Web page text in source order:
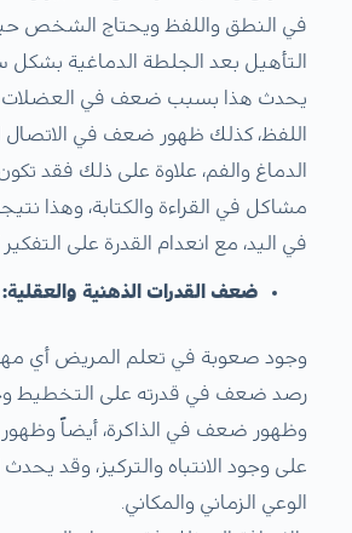
في النطق واللفظ ويحتاج الشخص
التأهيل بعد الجلطة الدماغية بشكل
يحدث هذا بسبب ضعف في العضلات
اللفظ، كذلك ظهور ضعف في الاتصال
الدماغ والفم، علاوة على ذلك فقد
مشاكل في القراءة والكتابة، وهذا
في اليد، مع انعدام القدرة على التفكير
ضعف القدرات الذهنية والعقلية:
وجود صعوبة في تعلم المريض أي
رصد ضعف في قدرته على التخطيط
وظهور ضعف في الذاكرة، أيضاً
على وجود الانتباه والتركيز، وقد
الوعي الزماني والمكاني.